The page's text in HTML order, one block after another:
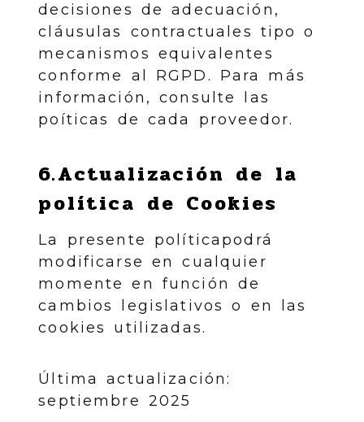
decisiones de adecuación,
cláusulas contractuales tipo o
mecanismos equivalentes
conforme al RGPD. Para más
información, consulte las
poíticas de cada proveedor.
6.Actualización de la
política de Cookies
La presente políticapodrá
modificarse en cualquier
momente en función de
cambios legislativos o en las
cookies utilizadas.
Última actualización:
septiembre 2025